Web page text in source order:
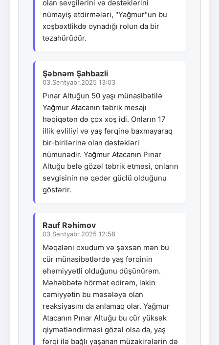
olan sevgilərini və dəstəklərini
nümayiş etdirmələri, "Yağmur"un bu
xoşbəxtlikdə oynadığı rolun da bir
təzahürüdür.
Şəbnəm Şahbazli
03.Sentyabr.2025 13:03
Pınar Altuğun 50 yaşı münasibətilə
Yağmur Atacanın təbrik mesajı
həqiqətən də çox xoş idi. Onların 17
illik evliliyi və yaş fərqinə baxmayaraq
bir-birilərinə olan dəstəkləri
nümunədir. Yağmur Atacanın Pınar
Altuğu belə gözəl təbrik etməsi, onların
sevgisinin nə qədər güclü olduğunu
göstərir.
Rauf Rəhimov
03.Sentyabr.2025 12:58
Məqaləni oxudum və şəxsən mən bu
cür münasibətlərdə yaş fərqinin
əhəmiyyətli olduğunu düşünürəm.
Məhəbbətə hörmət edirəm, lakin
cəmiyyətin bu məsələyə olan
reaksiyasını da anlamaq olar. Yağmur
Atacanın Pınar Altuğu bu cür yüksək
qiymətləndirməsi gözəl olsa da, yaş
fərqi ilə bağlı yaşanan müzakirələrin də